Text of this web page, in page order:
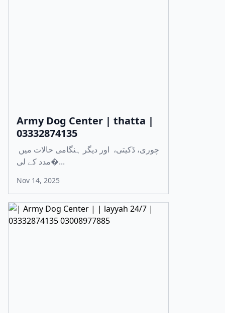
Army Dog Center | thatta |
03332874135
مدد کے لی�...
Nov 14, 2025